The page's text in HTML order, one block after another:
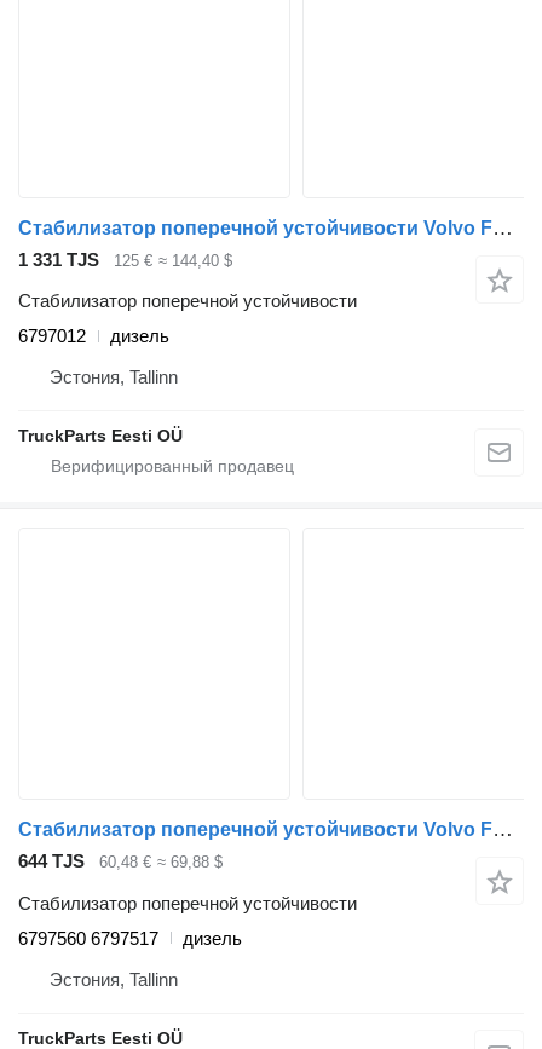
Стабилизатор поперечной устойчивости Volvo FL (01.00-) 6797012 для тягача Volvo FL, FL6, FL7, FL10, FL12, FS718 (1985-2005)
1 331 TJS 125 € ≈ 144,40 $
Стабилизатор поперечной устойчивости
6797012
дизель
Эстония, Tallinn
TruckParts Eesti OÜ
Стабилизатор поперечной устойчивости Volvo FL (01.00-) 6797560 6797517 для тягача Volvo FL, FL6, FL7, FL10, FL12, FS718 (1985-2005)
644 TJS 60,48 € ≈ 69,88 $
Стабилизатор поперечной устойчивости
6797560 6797517
дизель
Эстония, Tallinn
TruckParts Eesti OÜ